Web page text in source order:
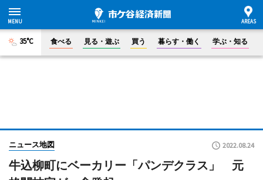
35°C 食べる 見る・遊ぶ 買う 暮らす・働く 学ぶ・知る
ニュース地図 2022.08.24
牛込柳町にベーカリー「パンデクラス」 元